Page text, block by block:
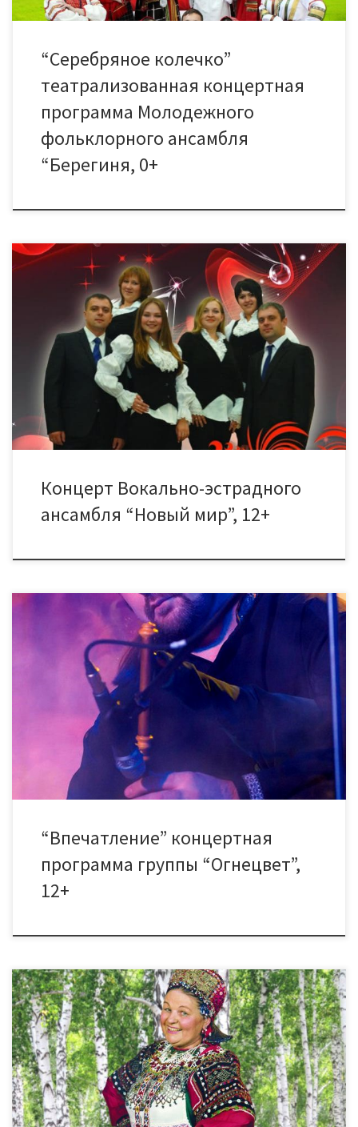
“Серебряное колечко”
театрализованная концертная
программа Молодежного
фольклорного ансамбля
“Берегиня, 0+
4 октября Дом культуры «Знамя труда» приглашает на
концерт лауреата Всероссийского конкурса «Созвездие» —
вокально — эстрадного ансамбля «Новый мир». «Новый мир» —
это молодость, сценическое обаяние и уникальные голоса,
которым подвластны все музыкальные жанры. В программе
прозвучат популярные сегодня эстрадные песни, мелодии
прошлых лет, песни из кинофильмов. Каждый, пришедший на
концерт, […]
Концерт Вокально-эстрадного
ансамбля “Новый мир”, 12+
8 ноября в 17.00 в Большом зале ДК “Знамя труда” состоится
презентация концертной программы «Впечатление» группы
“Огнецвет”. Творчество группы “Огнецвет” — это сочетание
гитарной мелодики классического инструментального рока и
уникального звучания этнических духовых инструментов.
Концертная программа “Впечатление”представляет собой
результат долгой работы музыкантов группы над собой и
музыкальным материалом, попытку донести […]
“Впечатление” концертная
программа группы “Огнецвет”,
12+
4 ноября в 15.00 состоится праздник народного творчества
“Марусины наследники” к 100-летию Марии Мордасовой. В
День народного единства Дом культуры «Знамя труда»
приглашает всех объединиться вокруг имени нашей
знаменитой землячки, черняновского соловья, народной
артистки СССР Марии Николаевны Мордасовой. 2015 год – год
столетия со дня ее рождения. Разве это не повод […]